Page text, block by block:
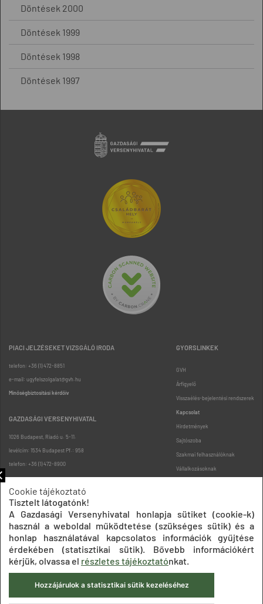
Döntések 2000
Döntések 1999
Döntések 1998
Döntések 1997
PIACI JELZÉSEKET VIZSGÁLÓ IRODA
telefon: +36 (1) 472-8851
e-mail: ugyfelszolgalat@gvh.hu
Minőségbiztosítási kérdőív
GAZDASÁGI VERSENYHIVATAL
1026 Budapest, Riadó u. 5-11.
levélcím: 1534 Budapest Pf.: 958
telefon: +36 (1) 472-8900
GYORSLINKEK
GVH
Árfigyelő
Visszaélés-bejelentési rendszerek
Kapcsolat
Hirdetmények
Sajtószoba
Szakmai felhasználóknak
Vállalkozásoknak
Oldaltérkép
Impresszum Adatkezelési tájékoztatók
Akadálymentesítési nyilatkozat
Közadatkereső
Süti beállítások ÁSZF
Cookie tájékoztató
Tisztelt látogatónk!
A Gazdasági Versenyhivatal honlapja sütiket (cookie-k)
használ a weboldal működtetése (szükséges sütik) és a
honlap használatával kapcsolatos információk gyűjtése
érdekében (statisztikai sütik). Bővebb információkért
kérjük, olvassa el részletes tájékoztatónkat.
Hozzájárulok a statisztikai sütik kezeléséhez